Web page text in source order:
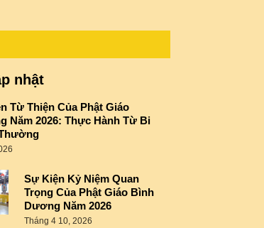
nhật
Từ Thiện Của Phật Giáo
Năm 2026: Thực Hành Từ Bi
Sự Kiện Kỷ Niệm Quan
Trọng Của Phật Giáo Bình
Dương Năm 2026
Tháng 4 10, 2026